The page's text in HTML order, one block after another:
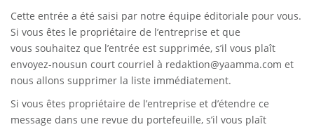
Cette entrée a été saisi par notre équipe éditoriale pour vous.
Si vous êtes le propriétaire de l’entreprise et que
vous souhaitez que l’entrée est supprimée, s’il vous plaît
envoyez-nousun court courriel à redaktion@yaamma.com et
nous allons supprimer la liste immédiatement.
Si vous êtes propriétaire de l’entreprise et d’étendre ce
message dans une revue du portefeuille, s’il vous plaît